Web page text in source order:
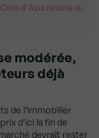
d'Azur résiste au
modérée,
déjà
de l’immobilier
d’ici la fin de
devrait rester